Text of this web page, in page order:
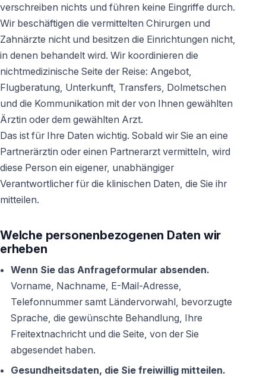
verschreiben nichts und führen keine Eingriffe durch.
Wir beschäftigen die vermittelten Chirurgen und
Zahnärzte nicht und besitzen die Einrichtungen nicht,
in denen behandelt wird. Wir koordinieren die
nichtmedizinische Seite der Reise: Angebot,
Flugberatung, Unterkunft, Transfers, Dolmetschen
und die Kommunikation mit der von Ihnen gewählten
Ärztin oder dem gewählten Arzt.
Das ist für Ihre Daten wichtig. Sobald wir Sie an eine
Partnerärztin oder einen Partnerarzt vermitteln, wird
diese Person ein eigener, unabhängiger
Verantwortlicher für die klinischen Daten, die Sie ihr
mitteilen.
Welche personenbezogenen Daten wir
erheben
Wenn Sie das Anfrageformular absenden.
Vorname, Nachname, E-Mail-Adresse,
Telefonnummer samt Ländervorwahl, bevorzugte
Sprache, die gewünschte Behandlung, Ihre
Freitextnachricht und die Seite, von der Sie
abgesendet haben.
Gesundheitsdaten, die Sie freiwillig mitteilen.